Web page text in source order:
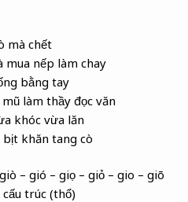
mà chết
mua nếp làm chay
bằng tay
làm thầy đọc văn
khóc vừa lăn
bịt khăn tang cò
– gió – giọ – giỏ – gio – giõ
trúc (thổ)